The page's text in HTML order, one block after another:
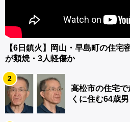
【6日鎮火】岡山・早島町の住
が類焼・3人軽傷か
2
高松市の住宅
くに住む64歳